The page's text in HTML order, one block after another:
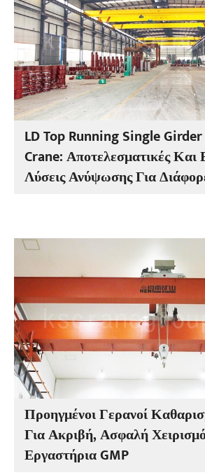
LD Top Running Single
Crane: Αποτελεσματικές Και
Λύσεις Ανύψωσης Για
Προηγμένοι Γερανοί
Για Ακριβή, Ασφαλή
Εργαστήρια GMP